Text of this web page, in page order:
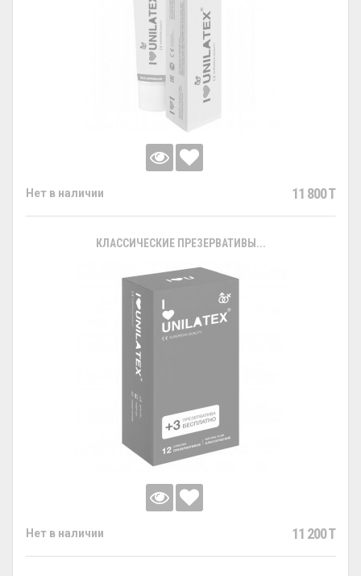
Нет в наличии 11 800 T
КЛАССИЧЕСКИЕ ПРЕЗЕРВАТИВЫ...
Нет в наличии 11 200 T